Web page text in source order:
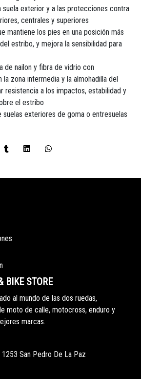
suela exterior y a las protecciones contra
centrales y superiores
mantiene los pies en una posición más
estribo, y mejora la sensibilidad para
de nailon y fibra de vidrio con
la zona intermedia y la almohadilla del
resistencia a los impactos, estabilidad y
el estribo
suelas exteriores de goma o entresuelas
BIKE STORE
al mundo de las dos ruedas,
moto de calle, motocross, enduro y
marcas.
San Pedro De La Paz